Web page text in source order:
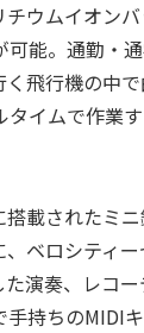
ウムイオン
可能。通勤・
飛行機の中で
タイムで作業
載されたミ
、ベロシティ
演奏、レコ
手持ちのMIDI